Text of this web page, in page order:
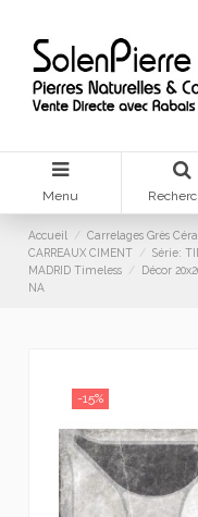
Menu
Accueil Carrelages Grès
CARREAUX CIMENT
Série:
MADRID Timeless
Décor
NA
-15%